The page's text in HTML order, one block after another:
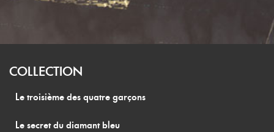
COLLECTION
Le troisième des quatre garçons
Le secret du diamant bleu